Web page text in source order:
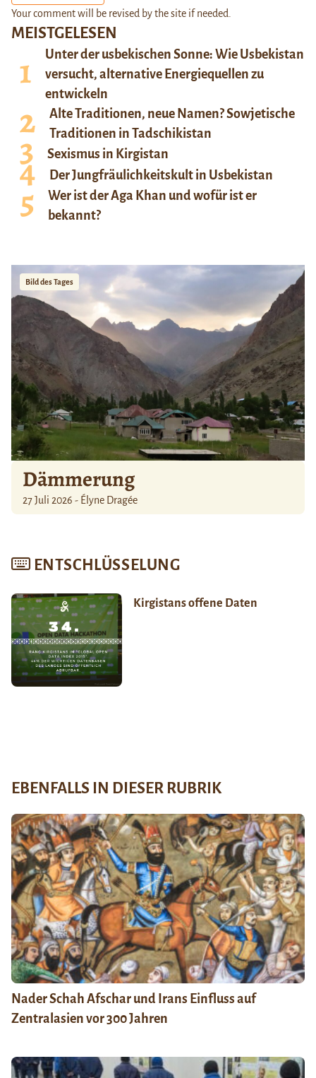
MEISTGELESEN
Unter der usbekischen Sonne: Wie Usbekistan
versucht, alternative Energiequellen zu
entwickeln
Alte Traditionen, neue Namen? Sowjetische
Traditionen in Tadschikistan
Sexismus in Kirgistan
Der Jungfräulichkeitskult in Usbekistan
Wer ist der Aga Khan und wofür ist er
bekannt?
Bild des Tages
Dämmerung
27 Juli 2026 - Élyne Dragée
ENTSCHLÜSSELUNG
Kirgistans offene Daten
Your comment will be revised by the site if needed.
EBENFALLS IN DIESER RUBRIK
Nader Schah Afschar und Irans Einfluss auf
Zentralasien vor 300 Jahren